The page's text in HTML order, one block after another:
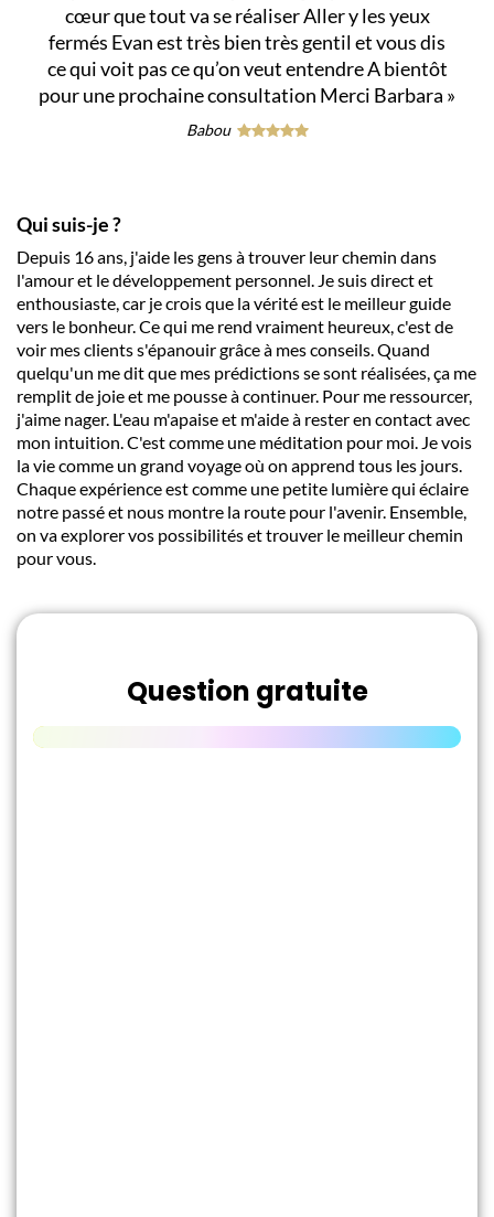
cœur que tout va se réaliser Aller y les yeux
fermés Evan est très bien très gentil et vous dis
ce qui voit pas ce qu’on veut entendre A bientôt
pour une prochaine consultation Merci Barbara »
Babou
Qui suis-je ?
Depuis 16 ans, j'aide les gens à trouver leur chemin dans
l'amour et le développement personnel. Je suis direct et
enthousiaste, car je crois que la vérité est le meilleur guide
vers le bonheur. Ce qui me rend vraiment heureux, c'est de
voir mes clients s'épanouir grâce à mes conseils. Quand
quelqu'un me dit que mes prédictions se sont réalisées, ça me
remplit de joie et me pousse à continuer. Pour me ressourcer,
j'aime nager. L'eau m'apaise et m'aide à rester en contact avec
mon intuition. C'est comme une méditation pour moi. Je vois
la vie comme un grand voyage où on apprend tous les jours.
Chaque expérience est comme une petite lumière qui éclaire
notre passé et nous montre la route pour l'avenir. Ensemble,
on va explorer vos possibilités et trouver le meilleur chemin
pour vous.
Question gratuite